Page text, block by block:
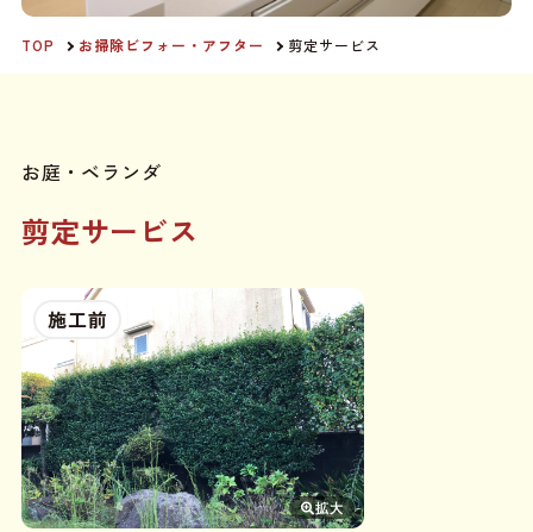
TOP お掃除ビフォー・アフター 剪定サービス
お庭・ベランダ
剪定サービス
施工前